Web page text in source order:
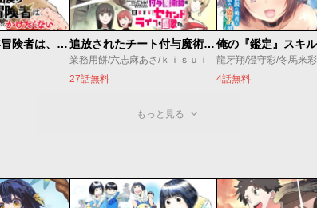
最強出戻り中年冒険者は、今さら命なんてかけたくない 追放されたチート付与魔術師は気ままなセカンドライフを謳歌する。 ～俺は武器だけじゃなく、あらゆるものに『強化ポイント』を付与できるし、俺の意思でいつでも効果を解除できるけど、残った人たち大丈夫？～
業務用餅/六志麻あさ/ｋｉｓｕｉ
27話無料
龍牙翔/澄守彩/冬馬来彩
4話無料
もっと見る